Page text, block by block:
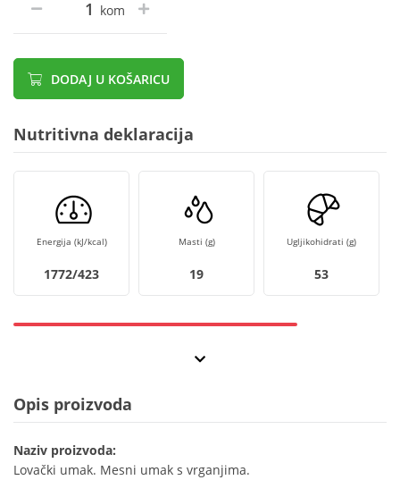
kom
DODAJ U KOŠARICU
Nutritivna deklaracija
Energija (kJ/kcal)
1772/423
Masti (g)
19
Ugljikohidrati (g)
53
Opis proizvoda
Naziv proizvoda:
Lovački umak. Mesni umak s vrganjima.